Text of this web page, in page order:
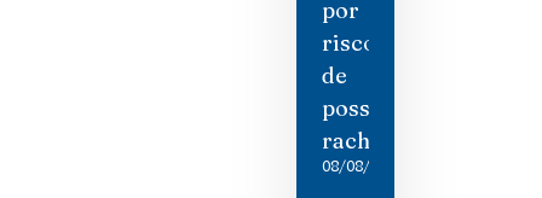
por
risco
de
possíveis
rachaduras
08/08/2026